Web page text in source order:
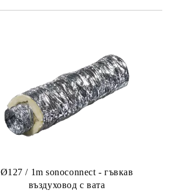
Ø127 / 1m sonoconnect - гъвкав
въздуховод с вата